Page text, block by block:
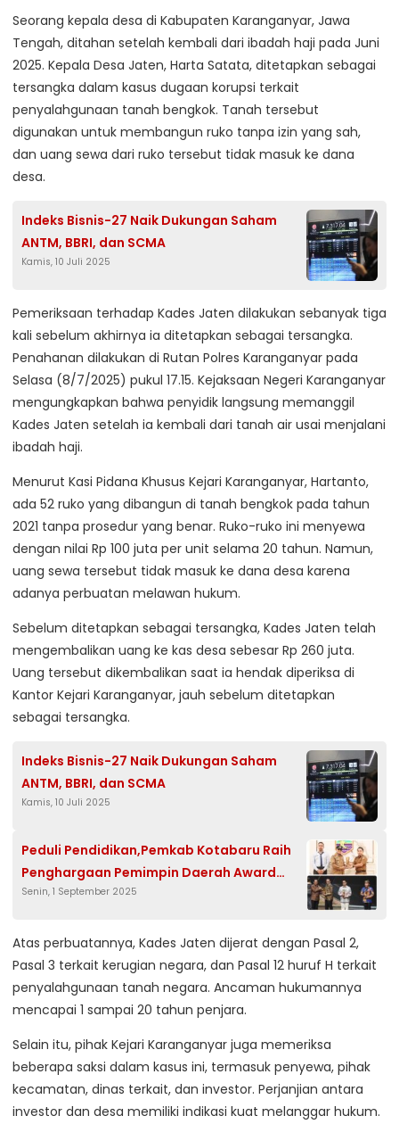
Seorang kepala desa di Kabupaten Karanganyar, Jawa
Tengah, ditahan setelah kembali dari ibadah haji pada Juni
2025. Kepala Desa Jaten, Harta Satata, ditetapkan sebagai
tersangka dalam kasus dugaan korupsi terkait
penyalahgunaan tanah bengkok. Tanah tersebut
digunakan untuk membangun ruko tanpa izin yang sah,
dan uang sewa dari ruko tersebut tidak masuk ke dana
desa.
Indeks Bisnis-27 Naik Dukungan Saham
ANTM, BBRI, dan SCMA
Kamis, 10 Juli 2025
Pemeriksaan terhadap Kades Jaten dilakukan sebanyak tiga
kali sebelum akhirnya ia ditetapkan sebagai tersangka.
Penahanan dilakukan di Rutan Polres Karanganyar pada
Selasa (8/7/2025) pukul 17.15. Kejaksaan Negeri Karanganyar
mengungkapkan bahwa penyidik langsung memanggil
Kades Jaten setelah ia kembali dari tanah air usai menjalani
ibadah haji.
Menurut Kasi Pidana Khusus Kejari Karanganyar, Hartanto,
ada 52 ruko yang dibangun di tanah bengkok pada tahun
2021 tanpa prosedur yang benar. Ruko-ruko ini menyewa
dengan nilai Rp 100 juta per unit selama 20 tahun. Namun,
uang sewa tersebut tidak masuk ke dana desa karena
adanya perbuatan melawan hukum.
Sebelum ditetapkan sebagai tersangka, Kades Jaten telah
mengembalikan uang ke kas desa sebesar Rp 260 juta.
Uang tersebut dikembalikan saat ia hendak diperiksa di
Kantor Kejari Karanganyar, jauh sebelum ditetapkan
sebagai tersangka.
Indeks Bisnis-27 Naik Dukungan Saham
ANTM, BBRI, dan SCMA
Kamis, 10 Juli 2025
Peduli Pendidikan,Pemkab Kotabaru Raih
Penghargaan Pemimpin Daerah Award
2025
Senin, 1 September 2025
Atas perbuatannya, Kades Jaten dijerat dengan Pasal 2,
Pasal 3 terkait kerugian negara, dan Pasal 12 huruf H terkait
penyalahgunaan tanah negara. Ancaman hukumannya
mencapai 1 sampai 20 tahun penjara.
Selain itu, pihak Kejari Karanganyar juga memeriksa
beberapa saksi dalam kasus ini, termasuk penyewa, pihak
kecamatan, dinas terkait, dan investor. Perjanjian antara
investor dan desa memiliki indikasi kuat melanggar hukum.